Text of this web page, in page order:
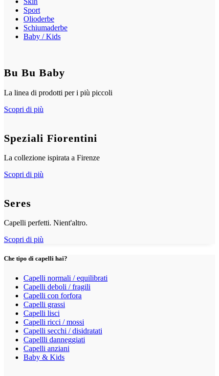
Sport
Olioderbe
Schiumaderbe
Baby / Kids
Bu Bu Baby
La linea di prodotti per i più piccoli
Scopri di più
Speziali Fiorentini
La collezione ispirata a Firenze
Scopri di più
Seres
Capelli perfetti. Nient'altro.
Scopri di più
Che tipo di capelli hai?
Capelli normali / equilibrati
Capelli deboli / fragili
Capelli con forfora
Capelli grassi
Capelli lisci
Capelli ricci / mossi
Capelli secchi / disidratati
Capellli danneggiati
Capelli anziani
Baby & Kids